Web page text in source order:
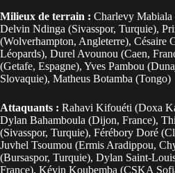
Milieux de terrain : Charlevy
Delvin Ndinga (Sivasspor, Turquie),
(Wolverhampton, Angleterre), Césaire
Léopards), Durel Avounou (Caen,
(Getafe, Espagne), Yves Pambou
Slovaquie), Matheus Botamba (Tongo)
Attaquants : Rahavi Kifouéti (Doxa
Dylan Bahamboula (Dijon, France),
(Sivasspor, Turquie), Férébory Doré
Juvhel Tsoumou (Ermis Aradippou,
(Bursaspor, Turquie), Dylan Saint-
France), Kévin Koubemba (CSKA